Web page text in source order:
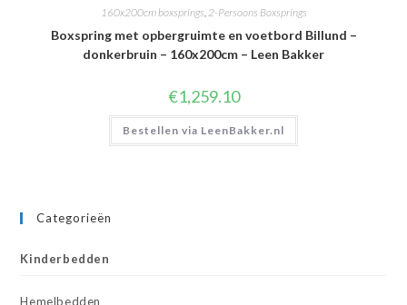
160x200cm boxsprings,2-Persoons Boxsprings
Boxspring met opbergruimte en voetbord Billund –
donkerbruin – 160x200cm – Leen Bakker
€1,259.10
Bestellen via LeenBakker.nl
Categorieën
Kinderbedden
Hemelbedden